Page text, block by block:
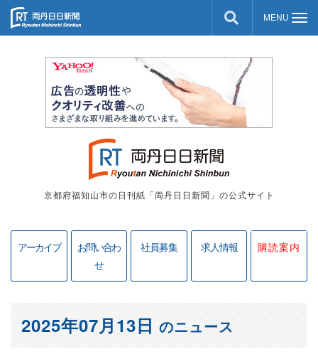
京都府福知山市の日刊紙「両丹日日新聞」の公式サイト
アーカイブ
お問い合わ
せ
社員募集 求人情報 購読案内
2025年07月13日のニュース